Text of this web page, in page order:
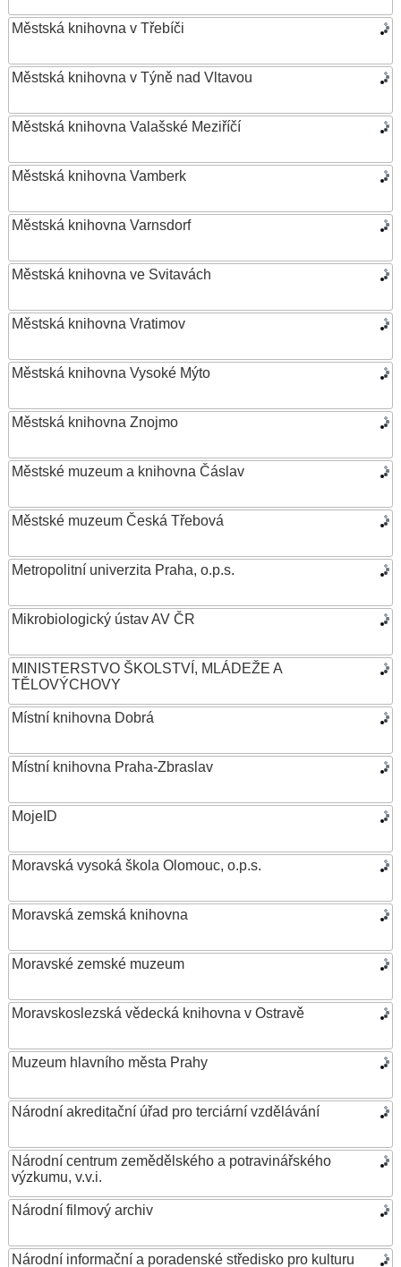
Městská knihovna v Třebíči
Městská knihovna v Týně nad Vltavou
Městská knihovna Valašské Meziříčí
Městská knihovna Vamberk
Městská knihovna Varnsdorf
Městská knihovna ve Svitavách
Městská knihovna Vratimov
Městská knihovna Vysoké Mýto
Městská knihovna Znojmo
Městské muzeum a knihovna Čáslav
Městské muzeum Česká Třebová
Metropolitní univerzita Praha, o.p.s.
Mikrobiologický ústav AV ČR
MINISTERSTVO ŠKOLSTVÍ, MLÁDEŽE A
TĚLOVÝCHOVY
Místní knihovna Dobrá
Místní knihovna Praha-Zbraslav
MojeID
Moravská vysoká škola Olomouc, o.p.s.
Moravská zemská knihovna
Moravské zemské muzeum
Moravskoslezská vědecká knihovna v Ostravě
Muzeum hlavního města Prahy
Národní akreditační úřad pro terciární vzdělávání
Národní centrum zemědělského a potravinářského
výzkumu, v.v.i.
Národní filmový archiv
Národní informační a poradenské středisko pro kulturu